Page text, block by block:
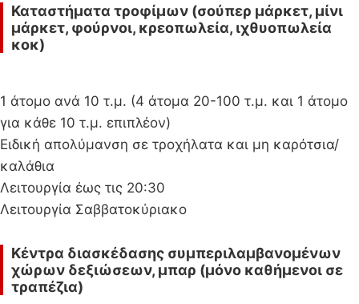
Καταστήματα τροφίμων (σούπερ μάρκετ, μίνι
μάρκετ, φούρνοι, κρεοπωλεία, ιχθυοπωλεία
κοκ)
1 άτομο ανά 10 τ.μ. (4 άτομα 20-100 τ.μ. και 1 άτομο
για κάθε 10 τ.μ. επιπλέον)
Ειδική απολύμανση σε τροχήλατα και μη καρότσια/
καλάθια
Λειτουργία έως τις 20:30
Λειτουργία Σαββατοκύριακο
Κέντρα διασκέδασης συμπεριλαμβανομένων
χώρων δεξιώσεων, μπαρ (μόνο καθήμενοι σε
τραπέζια)